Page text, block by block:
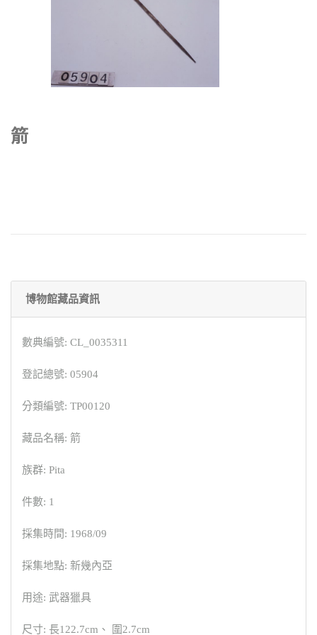
箭
博物館藏品資訊
數典編號: CL_0035311
登記總號: 05904
分類編號: TP00120
藏品名稱: 箭
族群: Pita
件數: 1
採集時間: 1968/09
採集地點: 新幾內亞
用途: 武器獵具
尺寸: 長122.7cm、 圍2.7cm